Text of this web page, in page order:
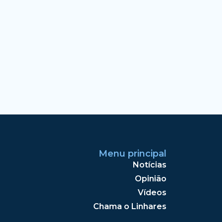
Menu principal
Notícias
Opinião
Vídeos
Chama o Linhares